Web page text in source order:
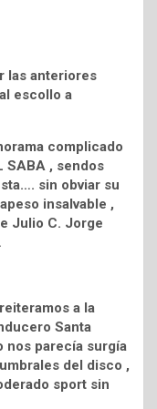
las anteriores
escollo a
complicado
SABA , sendos
sin obviar su
insalvable ,
Julio C. Jorge
a la
Santa
nos parecía surgía
del disco ,
sport sin